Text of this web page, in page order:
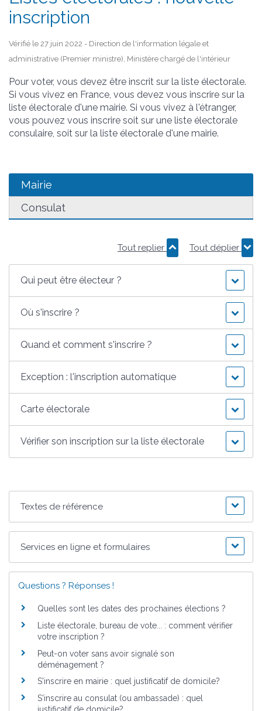
inscription
Vérifié le 27 juin 2022 - Direction de l'information légale et
administrative (Premier ministre), Ministère chargé de l'intérieur
Pour voter, vous devez être inscrit sur la liste électorale.
Si vous vivez en France, vous devez vous inscrire sur la
liste électorale d'une mairie. Si vous vivez à l'étranger,
vous pouvez vous inscrire soit sur une liste électorale
consulaire, soit sur la liste électorale d'une mairie.
Mairie
Consulat
Tout replier Tout déplier
Qui peut être électeur ?
Où s'inscrire ?
Quand et comment s'inscrire ?
Exception : l'inscription automatique
Carte électorale
Vérifier son inscription sur la liste électorale
Textes de référence
Services en ligne et formulaires
Questions ? Réponses !
Quelles sont les dates des prochaines élections ?
Liste électorale, bureau de vote... : comment vérifier
votre inscription ?
Peut-on voter sans avoir signalé son
déménagement ?
S'inscrire en mairie : quel justificatif de domicile?
S'inscrire au consulat (ou ambassade) : quel
justificatif de domicile?